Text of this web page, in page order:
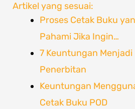
Artikel yang sesuai:
Proses Cetak Buku
Pahami Jika Ingin…
7 Keuntungan
Penerbitan
Keuntungan
Cetak Buku POD